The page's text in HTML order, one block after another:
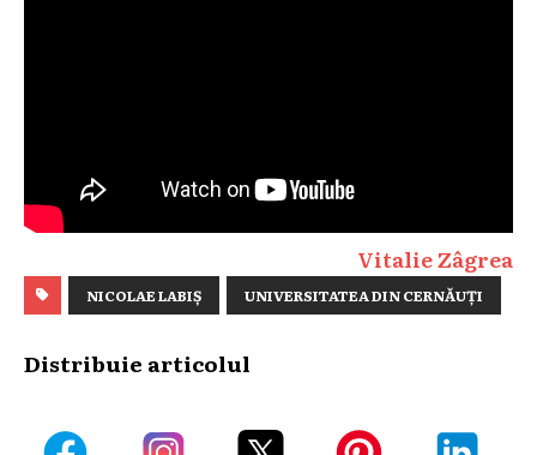
Vitalie Zâgrea
NICOLAE LABIȘ UNIVERSITATEA DIN CERNĂUȚI
Distribuie articolul